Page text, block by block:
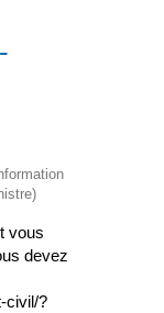
vous
devez
civil/?